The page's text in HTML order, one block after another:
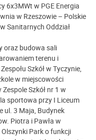
6x3MWt w PGE Energia
w Rzeszowie – Polskie
Sanitarnych Oddział
oraz budowa sali
terenu i
Szkół w Tyczynie,
w miejscowości
Szkół nr 1 w
sportowa przy I Liceum
ul. 3 Maja, Budynek
Piotra i Pawła w
Park o funkcji